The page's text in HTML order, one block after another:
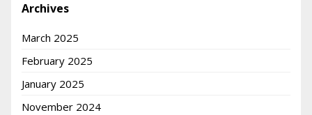
Archives
March 2025
February 2025
January 2025
November 2024